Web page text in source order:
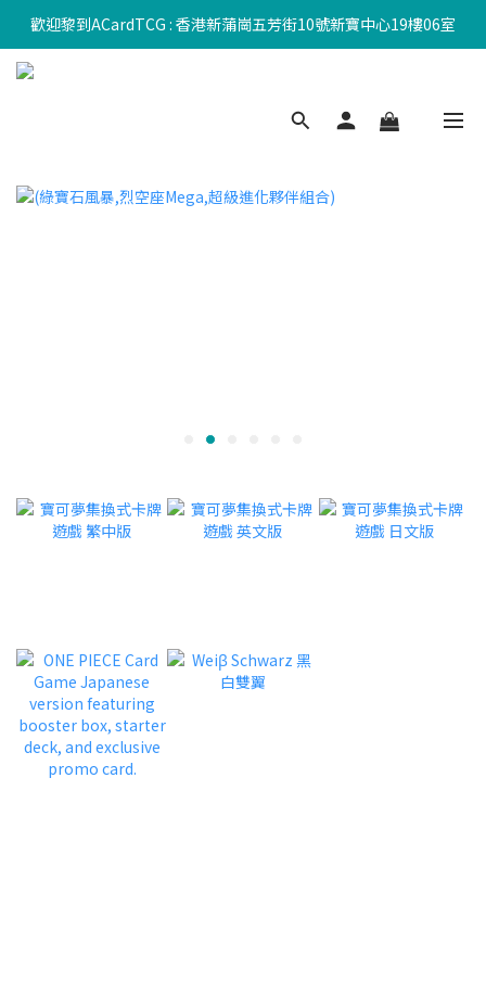
歡迎黎到ACardTCG : 香港新蒲崗五芳街10號新寶中心19樓06室